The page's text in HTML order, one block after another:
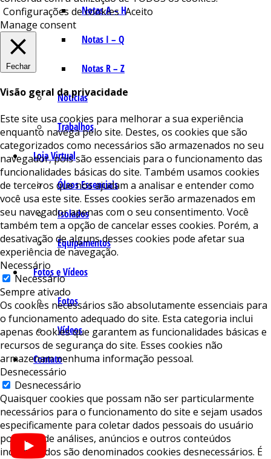
Notas A – H
Notas I – Q
Notas R – Z
Notícias
Trabalhos
Loja Virtual
Óleos Essenciais
Isolados
Equipamentos
Fotos e Vídeos
Fotos
Vídeos
Contato
Configurações de cookies Aceito
Manage consent
Fechar
Visão geral da privacidade
Este site usa cookies para melhorar a sua experiência
enquanto navega pelo site. Destes, os cookies que são
categorizados como necessários são armazenados no seu
navegador, pois são essenciais para o funcionamento das
funcionalidades básicas do site. Também usamos cookies
de terceiros que nos ajudam a analisar e entender como
você usa este site. Esses cookies serão armazenados em
seu navegador apenas com o seu consentimento. Você
também tem a opção de cancelar esses cookies. Porém, a
desativação de alguns desses cookies pode afetar sua
experiência de navegação.
Necessário
Necessário
Sempre ativado
Os cookies necessários são absolutamente essenciais para
o funcionamento adequado do site. Esta categoria inclui
apenas cookies que garantem as funcionalidades básicas e
recursos de segurança do site. Esses cookies não
armazenam nenhuma informação pessoal.
Desnecessário
Desnecessário
Quaisquer cookies que possam não ser particularmente
necessários para o funcionamento do site e sejam usados ​​
especificamente para coletar dados pessoais do usuário
por meio de análises, anúncios e outros conteúdos
incorporados são denominados cookies desnecessários. É